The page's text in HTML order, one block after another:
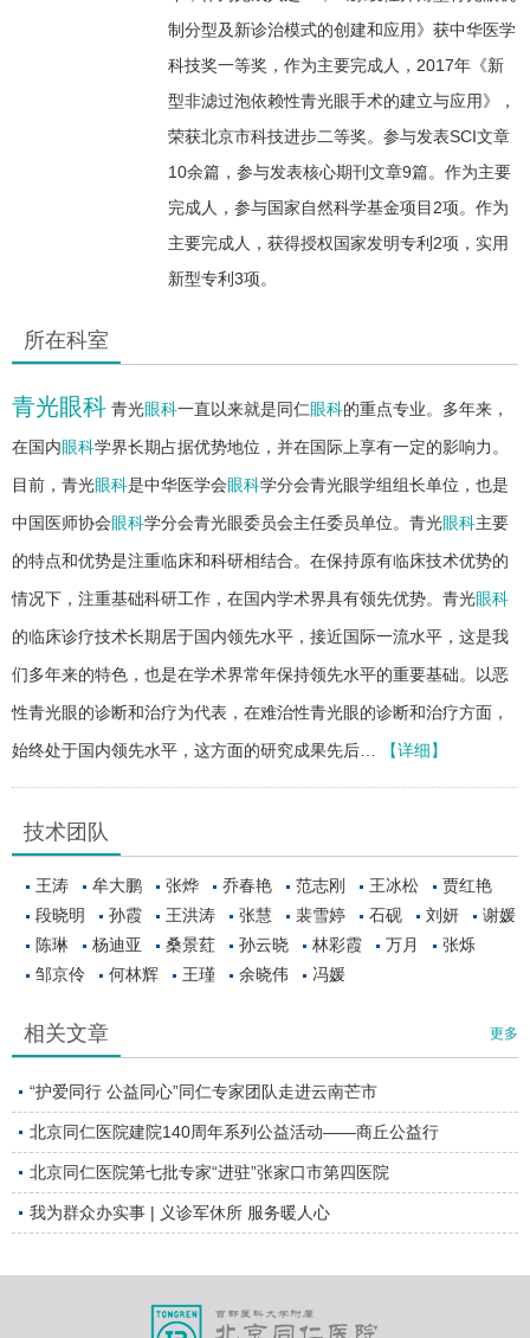
制分型及新诊治模式的创建和应用》获中华医学
科技奖一等奖，作为主要完成人，2017年《新
型非滤过泡依赖性青光眼手术的建立与应用》，
荣获北京市科技进步二等奖。参与发表SCI文章
10余篇，参与发表核心期刊文章9篇。作为主要
完成人，参与国家自然科学基金项目2项。作为
主要完成人，获得授权国家发明专利2项，实用
新型专利3项。
所在科室
青光眼科 青光眼科一直以来就是同仁眼科的重点专业。多年来，
在国内眼科学界长期占据优势地位，并在国际上享有一定的影响力。
目前，青光眼科是中华医学会眼科学分会青光眼学组组长单位，也是
中国医师协会眼科学分会青光眼委员会主任委员单位。青光眼科主要
的特点和优势是注重临床和科研相结合。在保持原有临床技术优势的
情况下，注重基础科研工作，在国内学术界具有领先优势。青光眼科
的临床诊疗技术长期居于国内领先水平，接近国际一流水平，这是我
们多年来的特色，也是在学术界常年保持领先水平的重要基础。以恶
性青光眼的诊断和治疗为代表，在难治性青光眼的诊断和治疗方面，
始终处于国内领先水平，这方面的研究成果先后…
【详细】
技术团队
王涛 牟大鹏 张烨 乔春艳 范志刚 王冰松
贾红艳
段晓明
孙霞 王洪涛 张慧 裴雪婷 石砚 刘妍
谢媛
陈琳
杨迪亚 桑景荭 孙云晓 林彩霞 万月
张烁
邹京伶
何林辉 王瑾 余晓伟 冯媛
更多
相关文章
“护爱同行 公益同心”同仁专家团队走进云南芒市
北京同仁医院建院140周年系列公益活动——商丘公益行
北京同仁医院第七批专家“进驻”张家口市第四医院
我为群众办实事 | 义诊军休所 服务暖人心